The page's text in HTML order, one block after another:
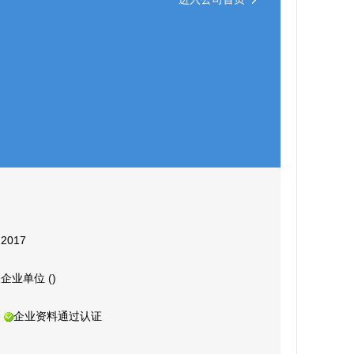
2017
企业单位 ()
企业资料通过认证